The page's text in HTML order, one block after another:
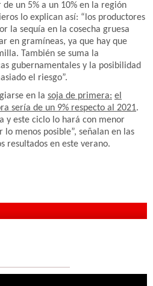
un 5% a un 10% en la región
lo explican así: “los productores
la sequía en la cosecha gruesa
en gramíneas, ya que hay que
También se suma la
gubernamentales y la posibilidad
el riesgo”.
en la soja de primera: el
sería de un 9% respecto al 2021.
y este ciclo lo hará con menor
menos posible”, señalan en las
resultados en este verano.